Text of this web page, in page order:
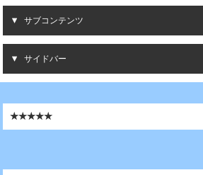
サブコンテンツ
サイドバー
★★★★★